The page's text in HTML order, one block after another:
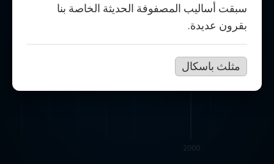
2000
سبقت أساليب المصفوفة الحديثة الخاصة بنا
بقرون عديدة.
مثلث باسكال